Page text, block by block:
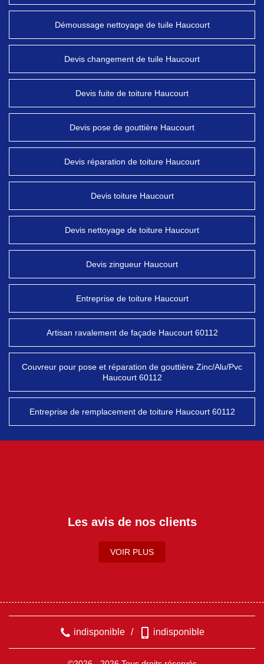
Démoussage nettoyage de tuile Haucourt
Devis changement de tuile Haucourt
Devis fuite de toiture Haucourt
Devis pose de gouttière Haucourt
Devis réparation de toiture Haucourt
Devis toiture Haucourt
Devis nettoyage de toiture Haucourt
Devis zingueur Haucourt
Entreprise de toiture Haucourt
Artisan ravalement de façade Haucourt 60112
Couvreur pour pose et réparation de gouttière Zinc/Alu/Pvc
Haucourt 60112
Entreprise de remplacement de toiture Haucourt 60112
Les avis de nos clients
VOIR PLUS
indisponible / indisponible